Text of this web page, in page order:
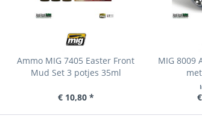
Ammo MIG 7405 Easter Front
Mud Set 3 potjes 35ml
€ 10,80 *
MIG 8009